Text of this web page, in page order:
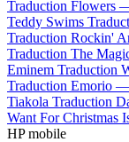
Traduction Flowers
Teddy Swims
Traduction Rockin'
Traduction The
Eminem Traduction
Traduction Emorio —
Tiakola Traduction
Want For Christmas
HP mobile